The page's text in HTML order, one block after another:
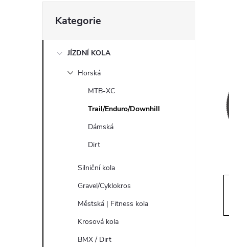
o
kategorie
Kategorie
JÍZDNÍ KOLA
Horská
MTB-XC
Trail/Enduro/Downhill
Dámská
Dirt
Silniční kola
Gravel/Cyklokros
Městská | Fitness kola
Krosová kola
BMX / Dirt